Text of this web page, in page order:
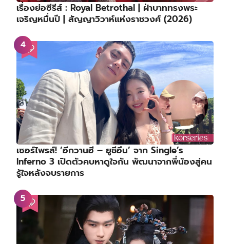
เรื่องย่อซีรีส์ : Royal Betrothal | ฝ่าบาททรงพระ
เจริญหมื่นปี | สัญญาวิวาห์แห่งราชวงศ์ (2026)
เซอร์ไพรส์! ‘อีกวานฮี – ยูชีอึน’ จาก Single’s
Inferno 3 เปิดตัวคบหาดูใจกัน พัฒนาจากพี่น้องสู่คน
รู้ใจหลังจบรายการ